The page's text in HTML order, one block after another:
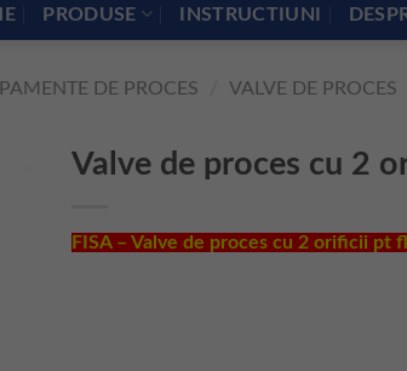
PRODUSE INSTRUCTIUNI
DE PROCES VALVE DE PROCES
Valve de proces cu 2
FISA – Valve de proces cu 2 orificii pt